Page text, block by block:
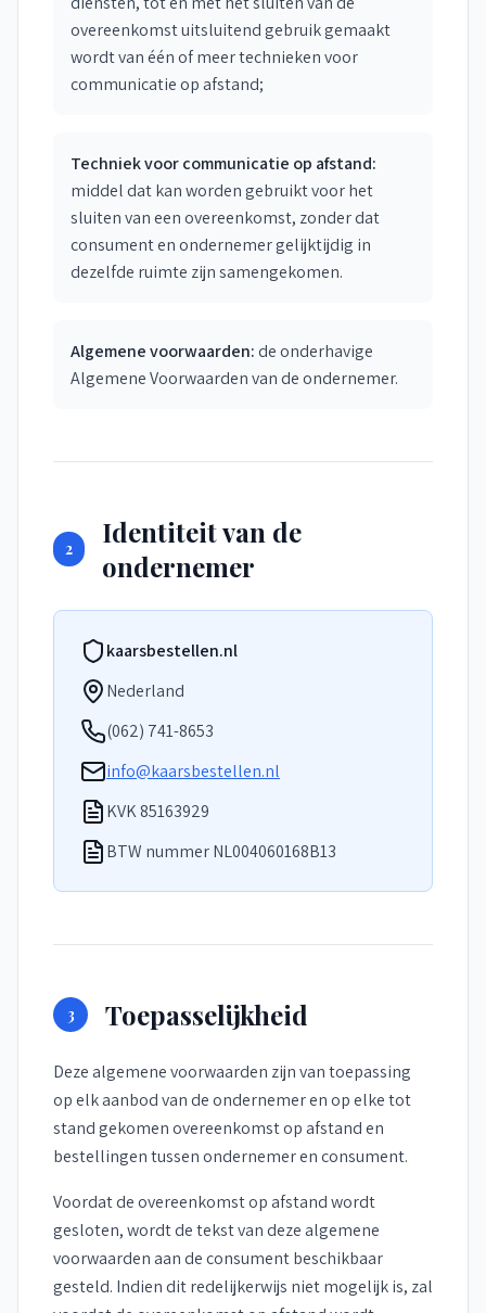
overeenkomst uitsluitend gebruik gemaakt
wordt van één of meer technieken voor
communicatie op afstand;
Techniek voor communicatie op afstand:
middel dat kan worden gebruikt voor het
sluiten van een overeenkomst, zonder dat
consument en ondernemer gelijktijdig in
dezelfde ruimte zijn samengekomen.
Algemene voorwaarden:de onderhavige
Algemene Voorwaarden van de ondernemer.
2
Identiteit van de
ondernemer
kaarsbestellen.nl
Nederland
(062) 741-8653
info@kaarsbestellen.nl
KVK 85163929
BTW nummer NL004060168B13
3 Toepasselijkheid
Deze algemene voorwaarden zijn van toepassing
op elk aanbod van de ondernemer en op elke tot
stand gekomen overeenkomst op afstand en
bestellingen tussen ondernemer en consument.
Voordat de overeenkomst op afstand wordt
gesloten, wordt de tekst van deze algemene
voorwaarden aan de consument beschikbaar
gesteld. Indien dit redelijkerwijs niet mogelijk is, zal